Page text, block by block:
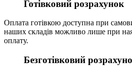
Готівковий розрахунок
Оплата готівкою доступна при
наших складів можливо лише при
оплату.
Безготівковий